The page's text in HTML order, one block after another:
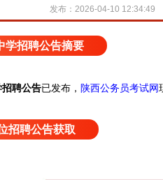
发布：2026-04-10 12:34:49
学招聘公告摘要
聘公告已发布， 陕西公务员考试网
招聘公告获取